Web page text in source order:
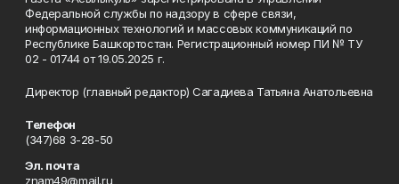
Федеральной службы по надзору в сфере связи,
информационных технологий и массовых коммуникаций по
Республике Башкортостан. Регистрационный номер ПИ № ТУ
02 - 01744 от 19.05.2025 г.
Директор (главный редактор) Сагадиева Татьяна Анатольевна
Телефон
(347)68 3-28-50
Эл. почта
znam49@mail.ru